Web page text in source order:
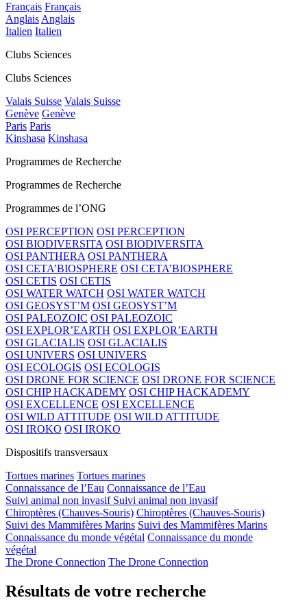
Français Français
AnglaisAnglais
Italien Italien
Clubs Sciences
Clubs Sciences
Valais Suisse Valais Suisse
Genève Genève
Paris Paris
Kinshasa Kinshasa
Programmes de Recherche
Programmes de Recherche
Programmes de l’ONG
OSI PERCEPTION OSI PERCEPTION
OSI BIODIVERSITA OSI BIODIVERSITA
OSI PANTHERA OSI PANTHERA
OSI CETA’BIOSPHERE OSI CETA’BIOSPHERE
OSI CETIS OSI CETIS
OSI WATER WATCH OSI WATER WATCH
OSI GEOSYST’M OSI GEOSYST’M
OSI PALEOZOIC OSI PALEOZOIC
OSI EXPLOR’EARTH OSI EXPLOR’EARTH
OSI GLACIALIS OSI GLACIALIS
OSI UNIVERS OSI UNIVERS
OSI ECOLOGIS OSI ECOLOGIS
OSI DRONE FOR SCIENCE OSI DRONE FOR SCIENCE
OSI CHIP HACKADEMY OSI CHIP HACKADEMY
OSI EXCELLENCE OSI EXCELLENCE
OSI WILD ATTITUDE OSI WILD ATTITUDE
OSI IROKO OSI IROKO
Dispositifs transversaux
Tortues marines Tortues marines
Connaissance de l’Eau Connaissance de l’Eau
Suivi animal non invasif Suivi animal non invasif
Chiroptères (Chauves-Souris) Chiroptères (Chauves-Souris)
Suivi des Mammifères Marins Suivi des Mammifères Marins
Connaissance du monde végétal Connaissance du monde
végétal
The Drone Connection The Drone Connection
Résultats de votre recherche